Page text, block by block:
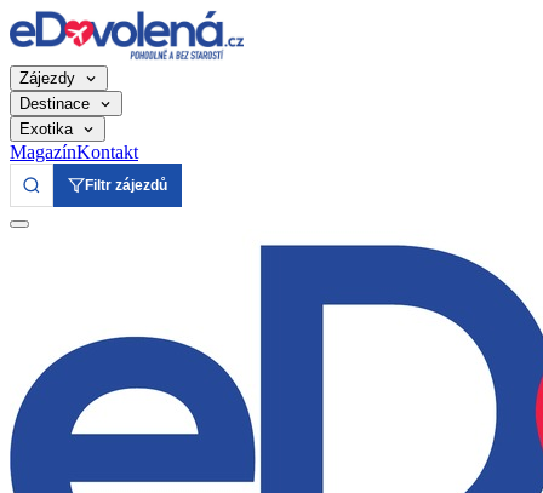
Zájezdy
Destinace
Exotika
MagazínKontakt
Filtr zájezdů